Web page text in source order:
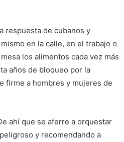
respuesta de cubanos y
en la calle, en el trabajo o
los alimentos cada vez más
años de bloqueo por la
firme a hombres y mujeres de
ahí que se aferre a orquestar
y recomendando a